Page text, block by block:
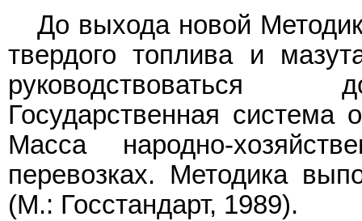
До выхода новой
твердого топлива и
руководствоваться
Государственная система
Масса народно-
перевозках. Методика
(М.: Госстандарт, 1989).